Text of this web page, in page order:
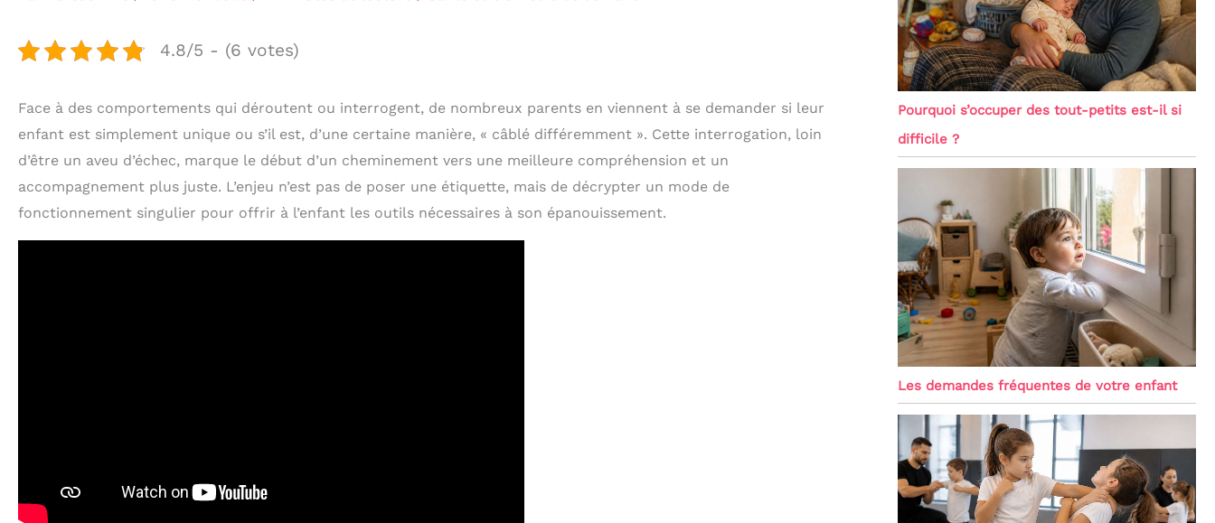
4.8/5 - (6 votes)
Face à des comportements qui déroutent ou interrogent, de nombreux parents en viennent à se demander si leur
enfant est simplement unique ou s’il est, d’une certaine manière, « câblé différemment ». Cette interrogation, loin
d’être un aveu d’échec, marque le début d’un cheminement vers une meilleure compréhension et un
accompagnement plus juste. L’enjeu n’est pas de poser une étiquette, mais de décrypter un mode de
fonctionnement singulier pour offrir à l’enfant les outils nécessaires à son épanouissement.
Pourquoi s’occuper des tout-petits est-il si
difficile ?
Les demandes fréquentes de votre enfant